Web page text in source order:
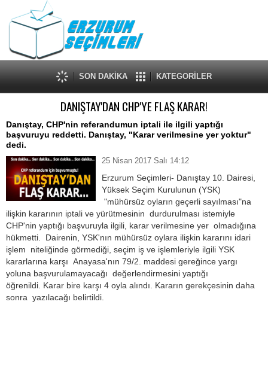
SON DAKİKA KATEGORİLER
DANIŞTAY'DAN CHP'YE FLAŞ KARAR!
Danıştay, CHP'nin referandumun iptali ile ilgili yaptığı
başvuruyu reddetti. Danıştay, "Karar verilmesine yer yoktur"
dedi.
25 Nisan 2017 Salı 14:12
Erzurum Seçimleri- Danıştay 10. Dairesi,
Yüksek Seçim Kurulunun (YSK)
"mühürsüz oyların geçerli sayılması"na
ilişkin kararının iptali ve yürütmesinin durdurulması istemiyle
CHP'nin yaptığı başvuruyla ilgili, karar verilmesine yer olmadığına
hükmetti. Dairenin, YSK'nın mühürsüz oylara ilişkin kararını idari
işlem niteliğinde görmediği, seçim iş ve işlemleriyle ilgili YSK
kararlarına karşı Anayasa'nın 79/2. maddesi gereğince yargı
yoluna başvurulamayacağı değerlendirmesini yaptığı
öğrenildi. Karar bire karşı 4 oyla alındı. Kararın gerekçesinin daha
sonra yazılacağı belirtildi.